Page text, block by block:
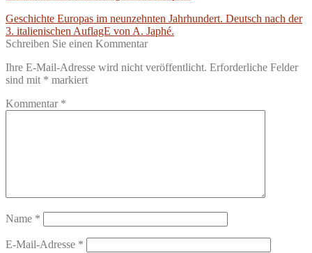
Beitragsnavigation
Vorheriger
Beitrag:
Geschichte Europas im neunzehnten Jahrhundert. Deutsch nach der
3. italienischen AuflagE von A. Japhé.
Schreiben Sie einen Kommentar
Ihre E-Mail-Adresse wird nicht veröffentlicht. Erforderliche Felder
sind mit * markiert
Kommentar *
Name *
E-Mail-Adresse *